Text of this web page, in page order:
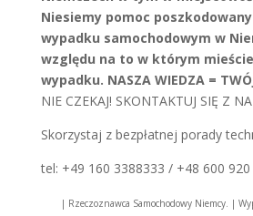
Niesiemy pomoc
wypadku samochodowym w
względu na to w którym mieście
wypadku. NASZA WIEDZA =
NIE CZEKAJ! SKONTAKTUJ SIĘ Z
Skorzystaj z bezpłatnej porady
tel: +49 160 3388333 / +48 600 920
| Rzeczoznawca Samochodowy Niemcy. |